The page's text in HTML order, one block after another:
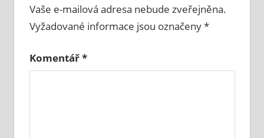
Vaše e-mailová adresa nebude zveřejněna.
Vyžadované informace jsou označeny*
Komentář*